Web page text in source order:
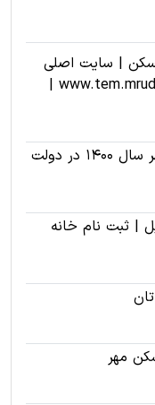
| سایت اصلی
ثبت نام وام ودیعه اجاره www.tem.mrud.ir |
مقدار واریزی برای مسکن مهر سال 1400 در دولت
| ثبت نام خانه
مهر